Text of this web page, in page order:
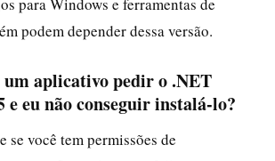
podem depender dessa versão.
um aplicativo pedir o .NET
e eu não conseguir instalá-lo?
se você tem permissões de